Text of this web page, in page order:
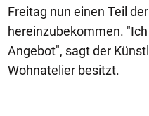
Freitag nun einen Teil
hereinzubekommen.
Angebot", sagt der
Wohnatelier besitzt.